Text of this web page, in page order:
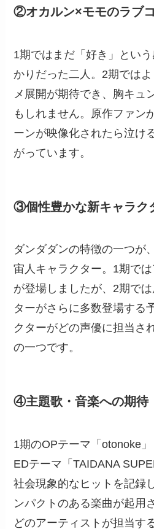
②オカルン×モモのラブ
1期ではまだ「好き」とい
かりだった二人。2期では
メ展開が期待でき、胸キュ
もしれません。原作ファン
ーンが映像化されたら泣け
がっています。
③個性豊かな新キャラク
ダンダダンの特徴の一つが
宙人キャラクター。1期で
が登場しましたが、2期で
ターがさらに多数登場する
クターがどの声優に担当さ
の一つです。
④主題歌・音楽への期待
1期のOPテーマ「otonoke
EDテーマ「TAIDANA
社会現象的なヒットを記録
ンパクトのある楽曲が起用
どのアーティストが担当す